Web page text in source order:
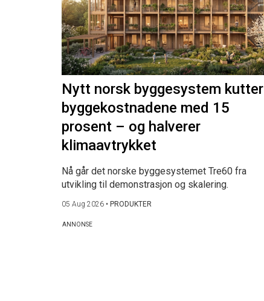
Nytt norsk byggesystem kutter
byggekostnadene med 15
prosent – og halverer
klimaavtrykket
Nå går det norske byggesystemet Tre60 fra
utvikling til demonstrasjon og skalering.
05 Aug 2026 • PRODUKTER